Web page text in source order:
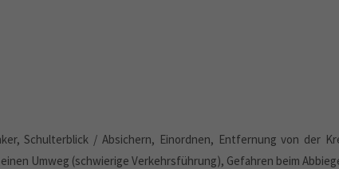
Schulterblick / Absichern, Einordnen, Entfernung von der
Umweg (schwierige Verkehrsführung), Gefahren beim